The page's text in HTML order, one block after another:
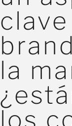
la
los